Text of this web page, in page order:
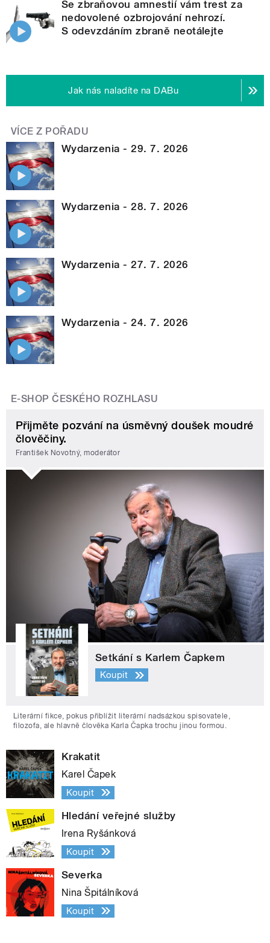
Se zbraňovou amnestií vám trest za
nedovolené ozbrojování nehrozí.
S odevzdáním zbraně neotálejte
Jak nás naladíte na DABu
VÍCE Z POŘADU
Wydarzenia - 29. 7. 2026
Wydarzenia - 28. 7. 2026
Wydarzenia - 27. 7. 2026
Wydarzenia - 24. 7. 2026
E-SHOP ČESKÉHO ROZHLASU
Přijměte pozvání na úsměvný doušek moudré
člověčiny.
František Novotný, moderátor
Setkání s Karlem Čapkem
Koupit
Literární fikce, pokus přiblížit literární nadsázkou spisovatele,
filozofa, ale hlavně člověka Karla Čapka trochu jinou formou.
Krakatit
Karel Čapek
Koupit
Hledání veřejné služby
Irena Ryšánková
Koupit
Severka
Nina Špitálníková
Koupit